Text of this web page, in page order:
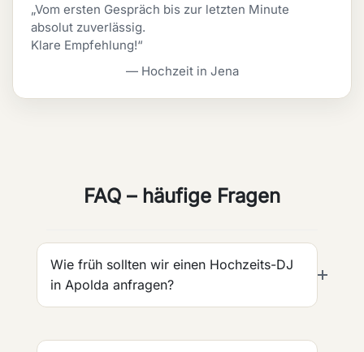
„Vom ersten Gespräch bis zur letzten Minute
absolut zuverlässig.
Klare Empfehlung!“
— Hochzeit in Jena
FAQ – häufige Fragen
Wie früh sollten wir einen Hochzeits-DJ
in Apolda anfragen?